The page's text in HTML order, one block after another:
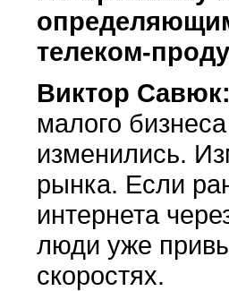
телеком-
Виктор
малого
изменились.
рынка. Если
интернета
люди уже
скоростях.